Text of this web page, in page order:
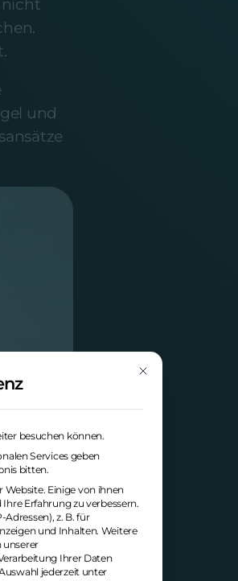
nicht
und
Mit diesem Button
besuchen können.
Services geben
bitten.
Website. Einige von ihnen
Erfahrung zu verbessern.
z. B. für
und Inhalten. Weitere
unserer
Ihrer Daten
jederzeit unter